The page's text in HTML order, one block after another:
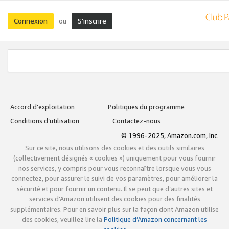
Connexion ou S’inscrire
Accord d’exploitation
Politiques du programme
Conditions d’utilisation
Contactez-nous
© 1996-2025, Amazon.com, Inc.
Sur ce site, nous utilisons des cookies et des outils similaires
(collectivement désignés « cookies ») uniquement pour vous fournir
nos services, y compris pour vous reconnaître lorsque vous vous
connectez, pour assurer le suivi de vos paramètres, pour améliorer la
sécurité et pour fournir un contenu. Il se peut que d’autres sites et
services d’Amazon utilisent des cookies pour des finalités
supplémentaires. Pour en savoir plus sur la façon dont Amazon utilise
des cookies, veuillez lire la Politique d’Amazon concernant les